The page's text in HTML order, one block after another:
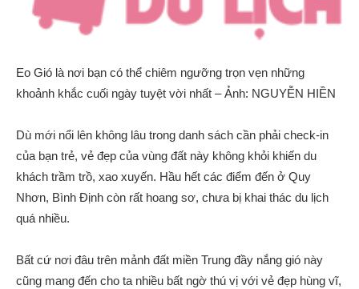
Eo Gió là nơi bạn có thể chiêm ngưỡng trọn vẹn những
khoảnh khắc cuối ngày tuyệt vời nhất – Ảnh: NGUYỄN HIỀN
Dù mới nổi lên không lâu trong danh sách cần phải check-in
của bạn trẻ, vẻ đẹp của vùng đất này không khỏi khiến du
khách trầm trồ, xao xuyến. Hầu hết các điểm đến ở Quy
Nhơn, Bình Định còn rất hoang sơ, chưa bị khai thác du lịch
quá nhiều.
Bất cứ nơi đâu trên mảnh đất miền Trung đầy nắng gió này
cũng mang đến cho ta nhiều bất ngờ thú vị với vẻ đẹp hùng vĩ,